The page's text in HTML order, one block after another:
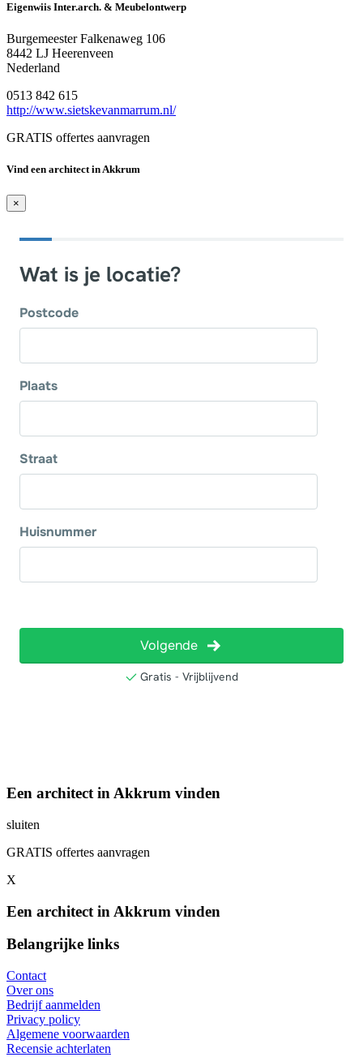
Eigenwiis Inter.arch. & Meubelontwerp
Burgemeester Falkenaweg 106
8442 LJ Heerenveen
Nederland
0513 842 615
http://www.sietskevanmarrum.nl/
GRATIS offertes aanvragen
Vind een architect in Akkrum
×
Een architect in Akkrum vinden
sluiten
GRATIS offertes aanvragen
X
Een architect in Akkrum vinden
Belangrijke links
Contact
Over ons
Bedrijf aanmelden
Privacy policy
Algemene voorwaarden
Recensie achterlaten